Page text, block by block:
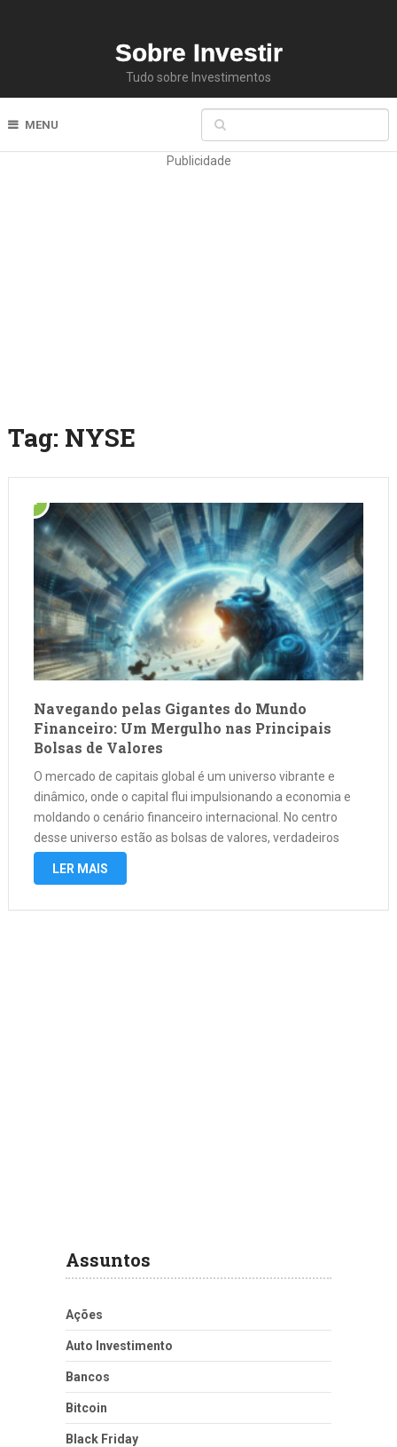
Sobre Investir
Tudo sobre Investimentos
MENU
Publicidade
Tag: NYSE
Navegando pelas Gigantes do Mundo
Financeiro: Um Mergulho nas Principais
Bolsas de Valores
O mercado de capitais global é um universo vibrante e
dinâmico, onde o capital flui impulsionando a economia e
moldando o cenário financeiro internacional. No centro
desse universo estão as bolsas de valores, verdadeiros
colossos que facilitam a negociação de ações, títulos e
LER MAIS
Assuntos
Ações
Auto Investimento
Bancos
Bitcoin
Black Friday